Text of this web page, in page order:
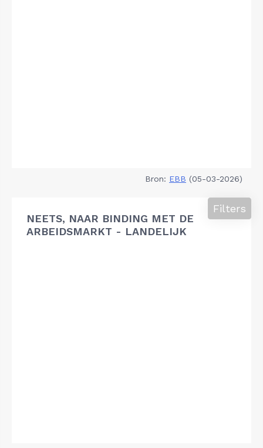
Bron: EBB (05-03-2026)
NEETS, NAAR BINDING MET DE
ARBEIDSMARKT - LANDELIJK
Filters